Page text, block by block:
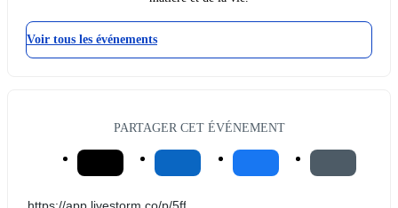
Voir tous les événements
PARTAGER CET ÉVÉNEMENT